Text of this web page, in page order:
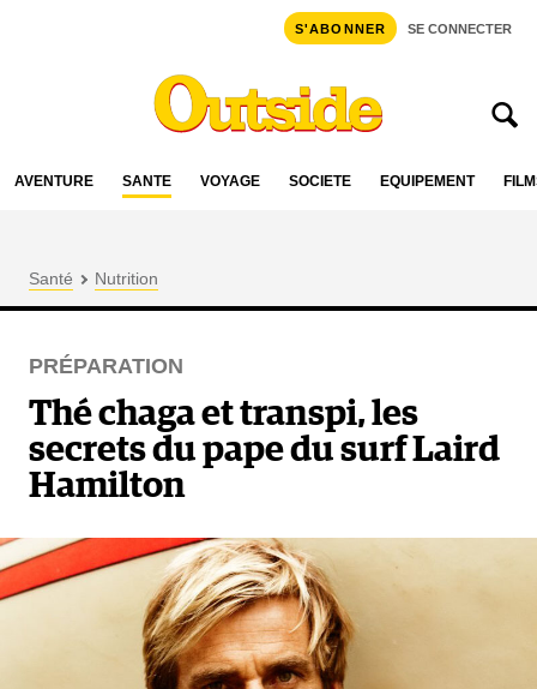
S'ABONNER SE CONNECTER
AVENTURE SANTÉ VOYAGE SOCIÉTÉ ÉQUIPEMENT
Santé Nutrition
PRÉPARATION
Thé chaga et transpi, les
secrets du pape du surf Laird
Hamilton